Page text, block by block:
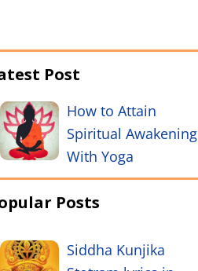
Post
How to Attain
Spiritual Awakening
With Yoga
Posts
Siddha Kunjika